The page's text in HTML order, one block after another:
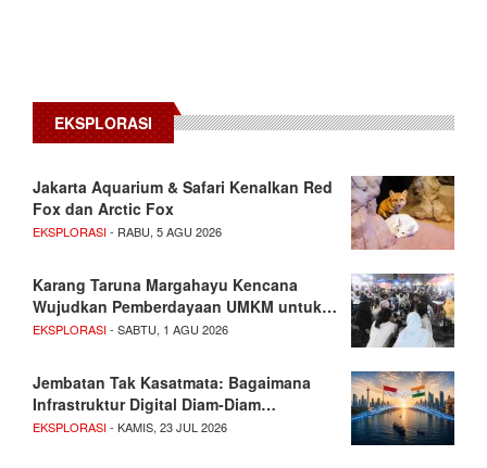
EKSPLORASI
Jakarta Aquarium & Safari Kenalkan Red
Fox dan Arctic Fox
EKSPLORASI- RABU, 5 AGU 2026
Karang Taruna Margahayu Kencana
Wujudkan Pemberdayaan UMKM untuk…
EKSPLORASI- SABTU, 1 AGU 2026
Jembatan Tak Kasatmata: Bagaimana
Infrastruktur Digital Diam-Diam…
EKSPLORASI- KAMIS, 23 JUL 2026